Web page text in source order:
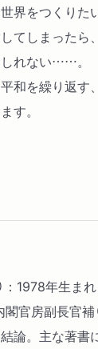
界をつくりたい
てしまったら、
れない……。
和を繰り返す、
す。
：1978年生
官房副長官
論。主な著書